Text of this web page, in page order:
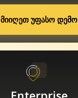
მიიღეთ უფასო დემო